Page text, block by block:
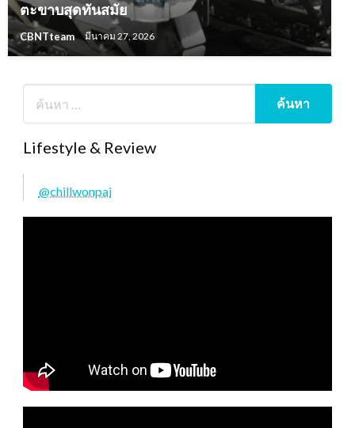
ตะขาบสุดทันสมัย
CBNTteam มีนาคม 27, 2026
Lifestyle & Review
@chillwonpai